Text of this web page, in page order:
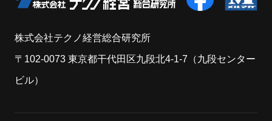
株式会社テクノ経営総合研究所
〒102-0073 東京都干代田区九段北4-1-7（九段センター
ビル）